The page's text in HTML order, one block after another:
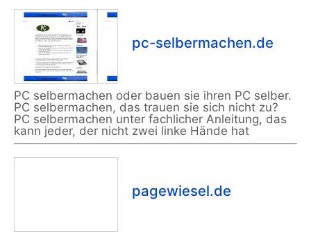
pc-selbermachen.de
PC selbermachen oder bauen sie ihren PC selber.
PC selbermachen, das trauen sie sich nicht zu?
PC selbermachen unter fachlicher Anleitung, das
kann jeder, der nicht zwei linke Hände hat
pagewiesel.de